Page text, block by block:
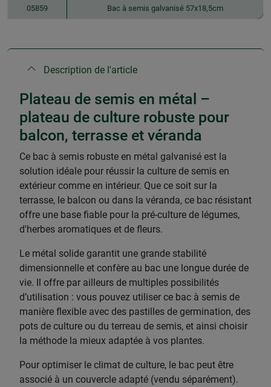
05859 Bac à semis galvanisé 57x18,5cm
Description de l'article
Plateau de semis en métal –
plateau de culture robuste pour
balcon, terrasse et véranda
Ce bac à semis robuste en métal galvanisé est la
solution idéale pour réussir la culture de semis en
extérieur comme en intérieur. Que ce soit sur la
terrasse, le balcon ou dans la véranda, ce bac résistant
offre une base fiable pour la pré-culture de légumes,
d'herbes aromatiques et de fleurs.
Le métal solide garantit une grande stabilité
dimensionnelle et confère au bac une longue durée de
vie. Il offre par ailleurs de multiples possibilités
d’utilisation : vous pouvez utiliser ce bac à semis de
manière flexible avec des pastilles de germination, des
pots de culture ou du terreau de semis, et ainsi choisir
la méthode la mieux adaptée à vos plantes.
Pour optimiser le climat de culture, le bac peut être
associé à un couvercle adapté (vendu séparément).